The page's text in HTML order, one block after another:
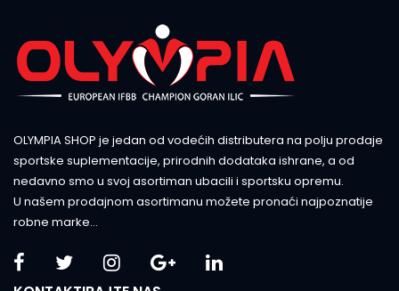
OLYMPIA SHOP je jedan od vodećih distributera na polju prodaje
sportske suplementacije, prirodnih dodataka ishrane, a od
nedavno smo u svoj asortiman ubacili i sportsku opremu.
U našem prodajnom asortimanu možete pronaći najpoznatije
robne marke...